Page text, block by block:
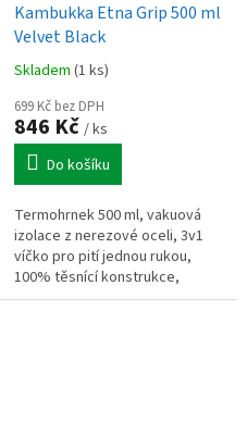
Kambukka Etna Grip 500 ml
Velvet Black
Skladem (1 ks)
699 Kč bez DPH
846 Kč / ks
Do košíku
Termohrnek 500 ml, vakuová
izolace z nerezové oceli, 3v1
víčko pro pití jednou rukou,
100% těsnící konstrukce,
protiskluzová základna, vhodný